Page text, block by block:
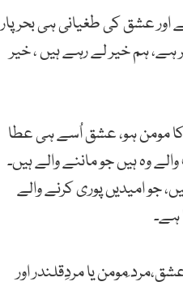
عشق کی طغیانی ہی بحر پار
ہے، ہم خیر لے رہے ہیں ، خیر
مومن ہو، عشق اُسے ہی عطا
وہ ہیں جو ماننے والے ہیں۔
جو امیدیں پوری کرنے والے
ہے۔
ِمومن یا مردِقلندر اور